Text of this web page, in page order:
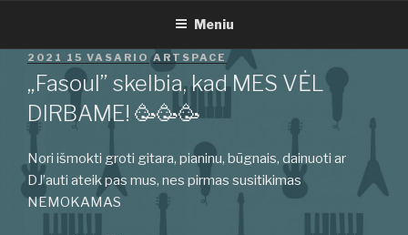
turinio
Meniu
PASKELBTA
2021 15 VASARIO ARTSPACE
„Fasoul” skelbia, kad MES VĖL
DIRBAME! 🥳🥳🥳
Nori išmokti groti gitara, pianinu, būgnais, dainuoti ar
DJ’auti ateik pas mus, nes pirmas susitikimas
NEMOKAMAS